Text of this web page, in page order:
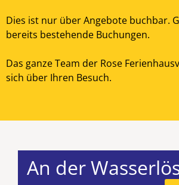
Dies ist nur über Angebote buchbar.
bereits bestehende Buchungen.
Das ganze Team der Rose
sich über Ihren Besuch.
An der